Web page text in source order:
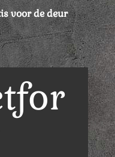
voor de deur